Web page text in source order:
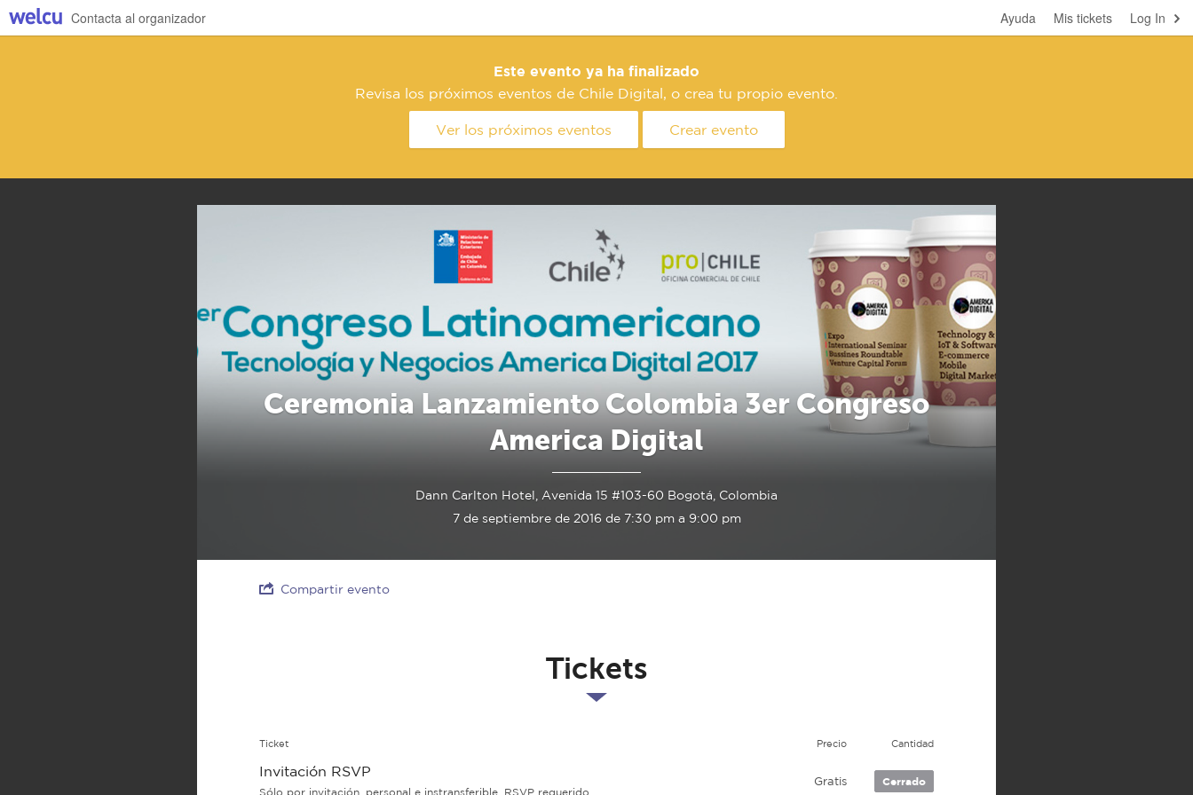
Log In
Mis tickets
Ayuda
Contacta al organizador
Este evento ya ha finalizado
Revisa los próximos eventos de Chile Digital, o crea tu propio evento.
Ver los próximos eventos Crear evento
Ceremonia Lanzamiento Colombia 3er Congreso
America Digital
Dann Carlton Hotel, Avenida 15 #103-60 Bogotá, Colombia
7 de septiembre de 2016 de 7:30 pm a 9:00 pm
Compartir evento
Tickets
Ticket Precio Cantidad
Invitación RSVP
Sólo por invitación, personal e instransferible. RSVP requerido.
Gratis Cerrado